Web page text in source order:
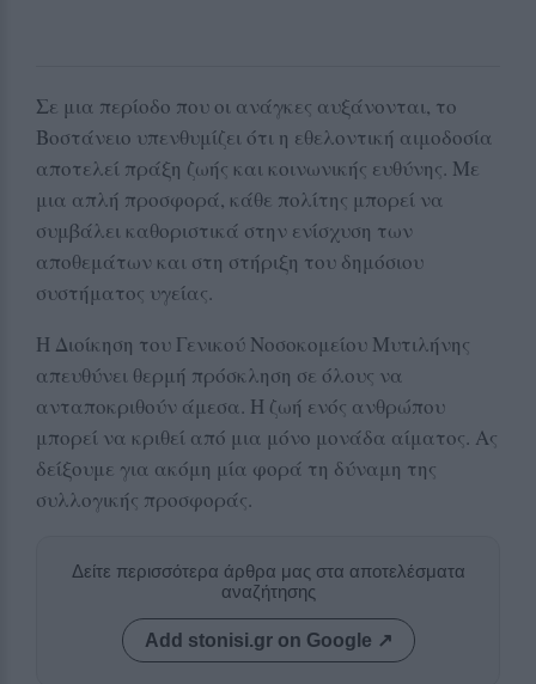
Σε μια περίοδο που οι ανάγκες αυξάνονται, το
Βοστάνειο υπενθυμίζει ότι η εθελοντική αιμοδοσία
αποτελεί πράξη ζωής και κοινωνικής ευθύνης. Με
μια απλή προσφορά, κάθε πολίτης μπορεί να
συμβάλει καθοριστικά στην ενίσχυση των
αποθεμάτων και στη στήριξη του δημόσιου
συστήματος υγείας.
Η Διοίκηση του Γενικού Νοσοκομείου Μυτιλήνης
απευθύνει θερμή πρόσκληση σε όλους να
ανταποκριθούν άμεσα. Η ζωή ενός ανθρώπου
μπορεί να κριθεί από μια μόνο μονάδα αίματος. Ας
δείξουμε για ακόμη μία φορά τη δύναμη της
συλλογικής προσφοράς.
Δείτε περισσότερα άρθρα μας στα αποτελέσματα
αναζήτησης
Add stonisi.gr on Google ↗